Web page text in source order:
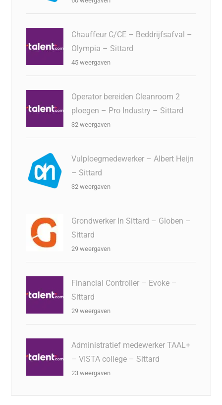
Chauffeur C/CE – Beddrijfsafval –
Olympia – Sittard
45 weergaven
Operator bereiden Cleanroom 2
ploegen – Pro Industry – Sittard
32 weergaven
Vulploegmedewerker – Albert Heijn
– Sittard
32 weergaven
Grondwerker In Sittard – Globen –
Sittard
29 weergaven
Financial Controller – Evoke –
Sittard
29 weergaven
Administratief medewerker TAAL+
– VISTA college – Sittard
23 weergaven